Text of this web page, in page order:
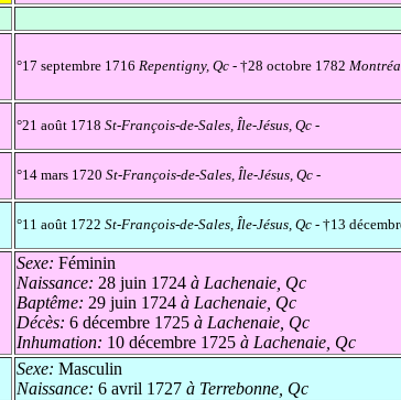
°17 septembre 1716 Repentigny, Qc - †28 octobre 1782
°21 août 1718 St-François-de-Sales, Île-Jésus, Qc -
°14 mars 1720 St-François-de-Sales, Île-Jésus, Qc -
°11 août 1722 St-François-de-Sales, Île-Jésus, Qc - †13
Sexe: Féminin
Naissance: 28 juin 1724 à Lachenaie, Qc
Baptême: 29 juin 1724 à Lachenaie, Qc
Décès: 6 décembre 1725 à Lachenaie, Qc
Inhumation: 10 décembre 1725 à Lachenaie, Qc
Sexe: Masculin
Naissance: 6 avril 1727 à Terrebonne, Qc